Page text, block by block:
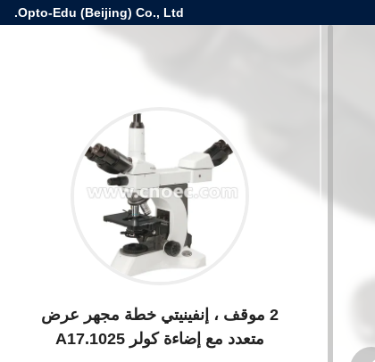
Opto-Edu (Beijing) Co., Ltd.
2 موقف ، إنفينيتي خطة مجهر عرض
متعدد مع إضاءة كولر A17.1025